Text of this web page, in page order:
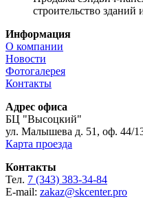
строительство зданий
Информация
О компании
Новости
Фотогалерея
Контакты
Адрес офиса
БЦ "Высоцкий"
ул. Малышева д. 51, оф. 44/
Карта проезда
Контакты
Тел. 7 (343) 383-34-84
E-mail: zakaz@skcenter.pro